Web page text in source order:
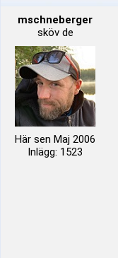
mschneberger
sköv de
Här sen Maj 2006
Inlägg: 1523